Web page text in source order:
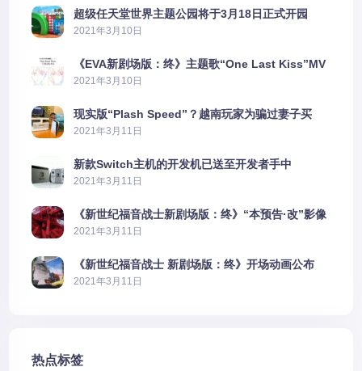
超级任天堂世界主题公园将于3月18日正式开园
2021年3月10日
《EVA新剧场版：终》主题歌“One Last Kiss”MV
公布
2021年3月10日
现实版“Plash Speed”？越南玩家为骗过妻子买
PS5上演好戏
2021年3月11日
新款Switch主机的开发机已送至开发者手中
2021年3月11日
《新世纪福音战士新剧场版：终》“本预告·改”影像
公开
2021年3月11日
《新世纪福音战士 新剧场版：终》开场动画公布
2021年3月11日
热点标签